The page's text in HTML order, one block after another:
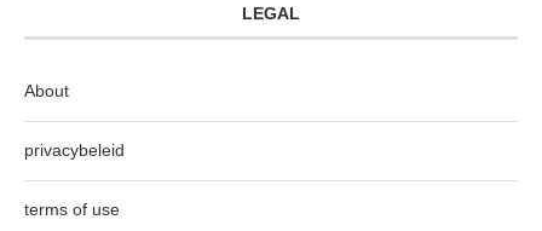
LEGAL
About
privacybeleid
terms of use